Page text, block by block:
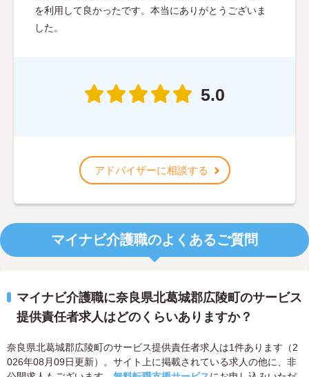
を利用して良かったです。本当にありがとうございま
した。
5.0
アドバイザーに相談する
マイナビ介護職のよくあるご質問
マイナビ介護職に奈良県北葛城郡広陵町のサービス
提供責任者求人はどのくらいありますか？
奈良県北葛城郡広陵町のサービス提供責任者求人は1件あります（2
026年08月09日更新）。サイト上に掲載されている求人の他に、非